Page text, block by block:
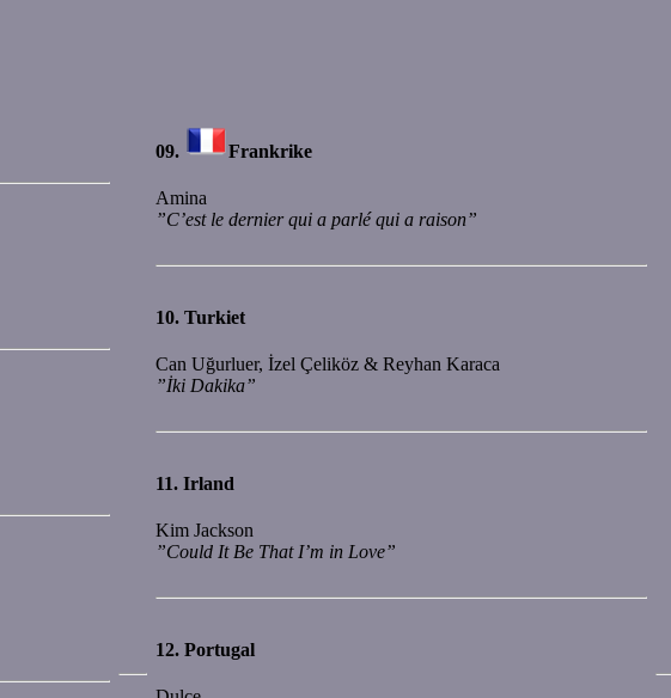
09. Frankrike
Amina
”C’est le dernier qui a parlé qui a raison”
10. Turkiet
Can Uğurluer, İzel Çeliköz & Reyhan Karaca
”İki Dakika”
11. Irland
Kim Jackson
”Could It Be That I’m in Love”
12. Portugal